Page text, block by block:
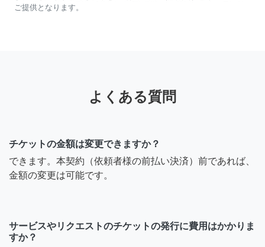
ご提供となります。
よくある質問
チケットの金額は変更できますか？
できます。本契約（依頼者様の前払い決済）前であれば、
金額の変更は可能です。
サービスやリクエストのチケットの発行に費用はかかりま
すか？